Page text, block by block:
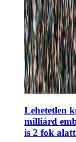
Lehetetlen
milliárd
is 2 fok